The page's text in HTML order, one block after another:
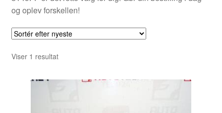
og oplev forskellen!
Viser 1 resultat